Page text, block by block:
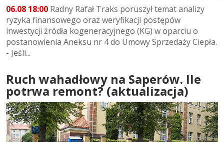
06.08 18:00 Radny Rafał Traks poruszył temat analizy
ryzyka finansowego oraz weryfikacji postępów
inwestycji źródła kogeneracyjnego (KG) w oparciu o
postanowienia Aneksu nr 4 do Umowy Sprzedaży Ciepła.
- Jeśli...
Ruch wahadłowy na Saperów. Ile
potrwa remont? (aktualizacja)